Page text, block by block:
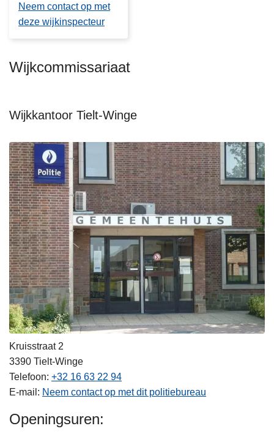
Neem contact op met
deze wijkinspecteur
Wijkcommissariaat
Wijkkantoor Tielt-Winge
Kruisstraat 2
3390 Tielt-Winge
Telefoon +32 16 63 22 94
E-mail
Neem contact op met dit politiebureau
Openingsuren